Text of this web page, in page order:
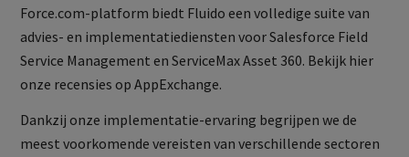
Force.com-platform biedt Fluido een volledige suite van
advies- en implementatiediensten voor Salesforce Field
Service Management en ServiceMax Asset 360. Bekijk hier
onze recensies op AppExchange.
Dankzij onze implementatie-ervaring begrijpen we de
meest voorkomende vereisten van verschillende sectoren